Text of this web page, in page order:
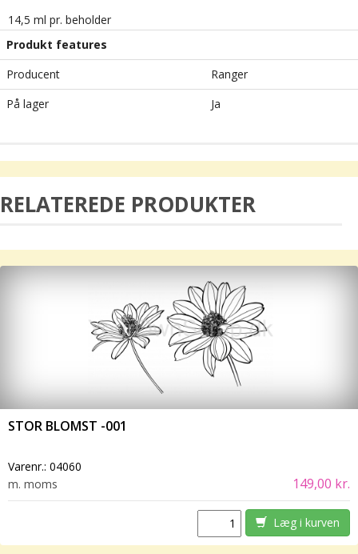
14,5 ml pr. beholder
Produkt features
Producent
Ranger
På lager
Ja
RELATEREDE PRODUKTER
STOR BLOMST -001
Varenr.: 04060
m. moms
149,00 kr.
Læg i kurven